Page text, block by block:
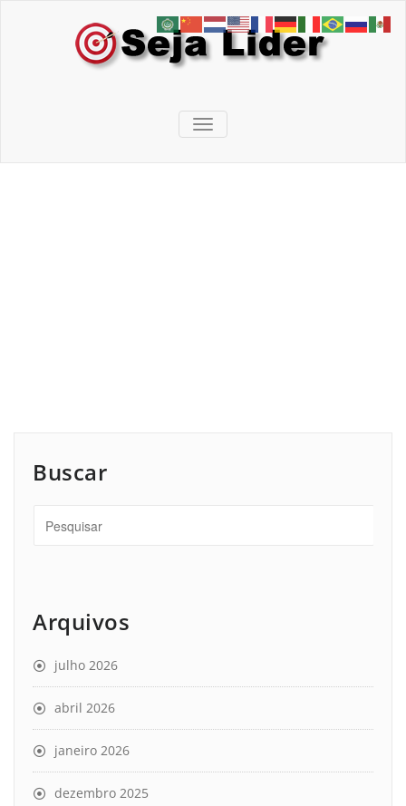
Seja Lider
TOGGLE NAVIGATION
Buscar
Arquivos
julho 2026
abril 2026
janeiro 2026
dezembro 2025